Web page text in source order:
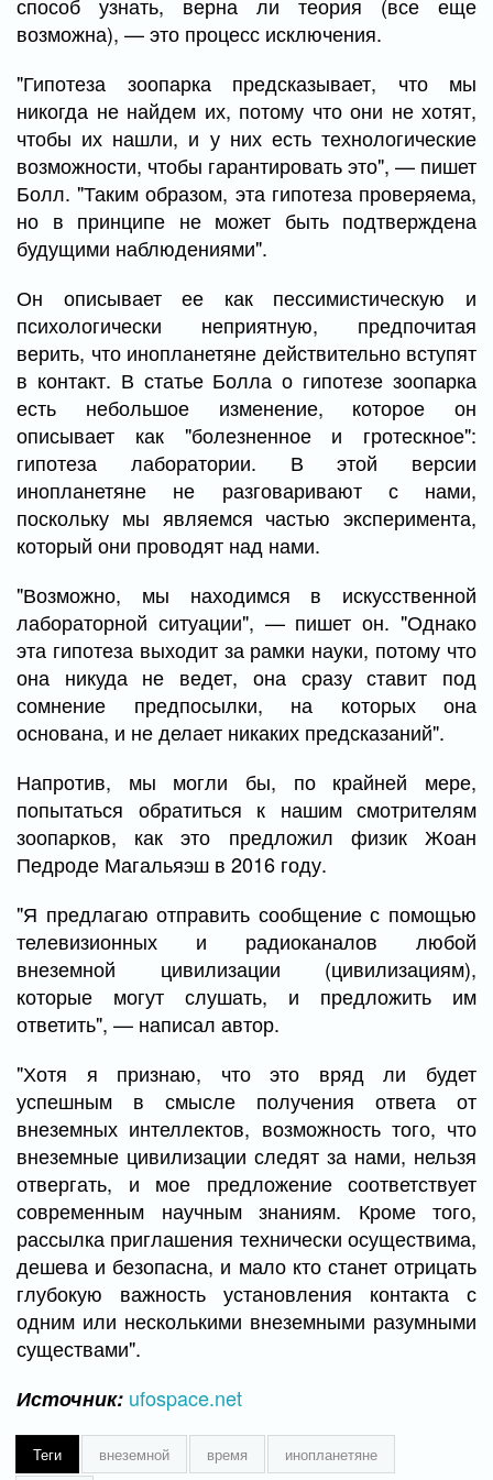
возможна), — это процесс исключения.
"Гипотеза зоопарка предсказывает, что мы
никогда не найдем их, потому что они не хотят,
чтобы их нашли, и у них есть технологические
возможности, чтобы гарантировать это", — пишет
Болл. "Таким образом, эта гипотеза проверяема,
но в принципе не может быть подтверждена
будущими наблюдениями".
Он описывает ее как пессимистическую и
психологически неприятную, предпочитая
верить, что инопланетяне действительно вступят
в контакт. В статье Болла о гипотезе зоопарка
есть небольшое изменение, которое он
описывает как "болезненное и гротескное":
гипотеза лаборатории. В этой версии
инопланетяне не разговаривают с нами,
поскольку мы являемся частью эксперимента,
который они проводят над нами.
"Возможно, мы находимся в искусственной
лабораторной ситуации", — пишет он. "Однако
эта гипотеза выходит за рамки науки, потому что
она никуда не ведет, она сразу ставит под
сомнение предпосылки, на которых она
основана, и не делает никаких предсказаний".
Напротив, мы могли бы, по крайней мере,
попытаться обратиться к нашим смотрителям
зоопарков, как это предложил физик Жоан
Педроде Магальяэш в 2016 году.
"Я предлагаю отправить сообщение с помощью
телевизионных и радиоканалов любой
внеземной цивилизации (цивилизациям),
которые могут слушать, и предложить им
ответить", — написал автор.
"Хотя я признаю, что это вряд ли будет
успешным в смысле получения ответа от
внеземных интеллектов, возможность того, что
внеземные цивилизации следят за нами, нельзя
отвергать, и мое предложение соответствует
современным научным знаниям. Кроме того,
рассылка приглашения технически осуществима,
дешева и безопасна, и мало кто станет отрицать
глубокую важность установления контакта с
одним или несколькими внеземными разумными
существами".
Источник: ufospace.net
Теги внеземной время
инопланетяне